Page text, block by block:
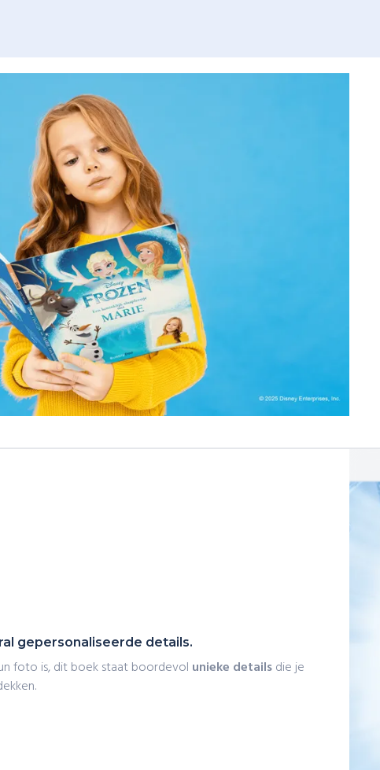
gepersonaliseerde details.
foto is, dit boek staat boordevol unieke detailsdie je